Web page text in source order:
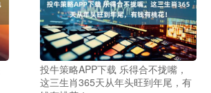
投牛策略APP下载 乐得合不拢嘴，
这三生肖365天从年头旺到年尾，有